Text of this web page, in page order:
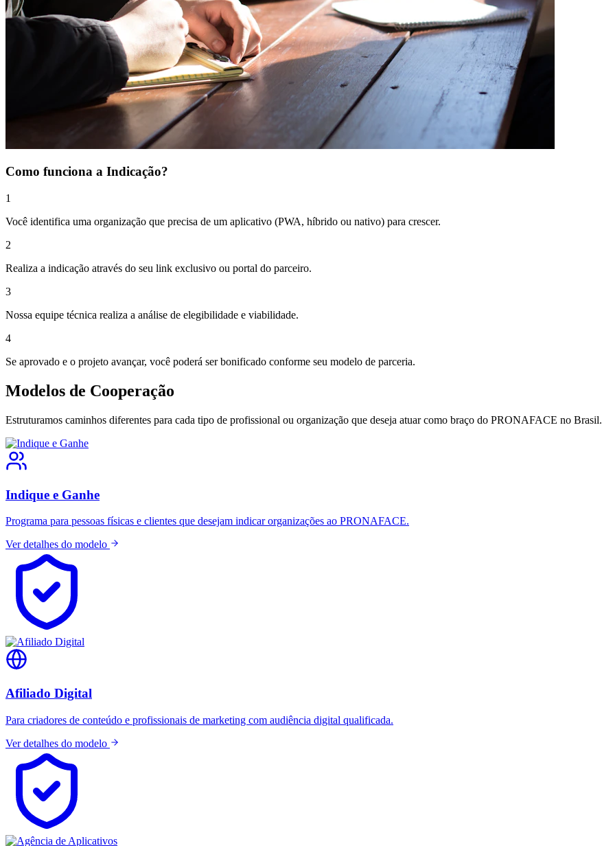
Como funciona a Indicação?
1
Você identifica uma organização que precisa de um aplicativo (PWA, híbrido ou nativo) para crescer.
2
Realiza a indicação através do seu link exclusivo ou portal do parceiro.
3
Nossa equipe técnica realiza a análise de elegibilidade e viabilidade.
4
Se aprovado e o projeto avançar, você poderá ser bonificado conforme seu modelo de parceria.
Modelos de Cooperação
Estruturamos caminhos diferentes para cada tipo de profissional ou organização que deseja atuar como braço do PRONAFACE no Brasil.
Indique e Ganhe
Programa para pessoas físicas e clientes que desejam indicar organizações ao PRONAFACE.
Ver detalhes do modelo
Afiliado Digital
Para criadores de conteúdo e profissionais de marketing com audiência digital qualificada.
Ver detalhes do modelo